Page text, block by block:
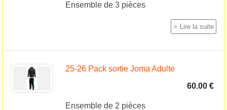
Ensemble de 3 pièces
Lire la suite
25-26 Pack sortie Joma Adulte
60.00 €
Ensemble de 2 pièces